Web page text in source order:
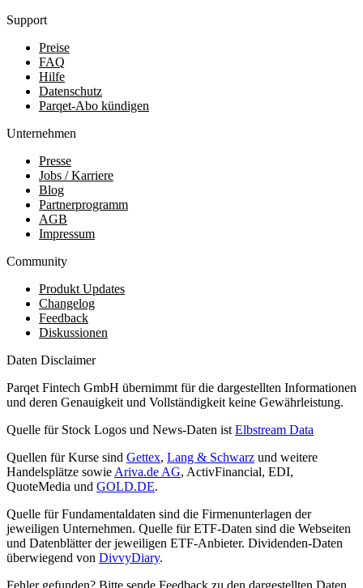
Support
Preise
FAQ
Hilfe
Datenschutz
Parqet-Abo kündigen
Unternehmen
Presse
Jobs / Karriere
Blog
Partnerprogramm
AGB
Impressum
Community
Produkt Updates
Changelog
Feedback
Diskussionen
Daten Disclaimer
Parqet Fintech GmbH übernimmt für die dargestellten Informationen
und deren Genauigkeit und Vollständigkeit keine Gewährleistung.
Quelle für Stock Logos und News-Daten ist Elbstream Data
Quellen für Kurse sind Gettex, Lang & Schwarz und weitere
Handelsplätze sowie Ariva.de AG, ActivFinancial, EDI,
QuoteMedia und GOLD.DE.
Quelle für Fundamentaldaten sind die Firmenunterlagen der
jeweiligen Unternehmen. Quelle für ETF-Daten sind die Webseiten
und Datenblätter der jeweiligen ETF-Anbieter. Dividenden-Daten
überwiegend von DivvyDiary.
Fehler gefunden? Bitte sende Feedback zu den dargestellten Daten